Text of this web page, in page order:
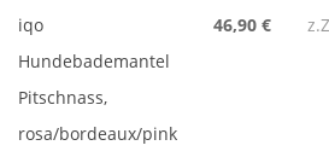
iqo
Hundebademantel
Pitschnass,
rosa/bordeaux/pink
46,90 €